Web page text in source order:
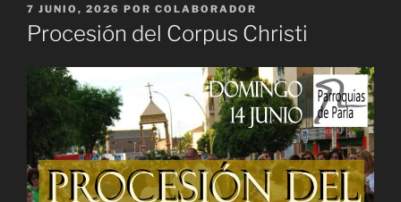
PUBLICADO
EL
7 JUNIO, 2026 POR COLABORADOR
Procesión del Corpus Christi